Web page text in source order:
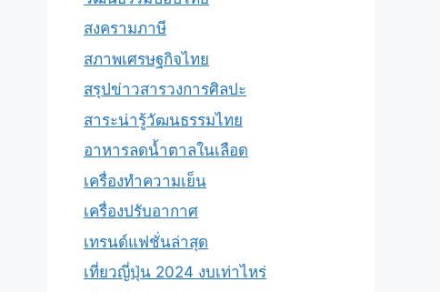
สงครามภาษี
สภาพเศรษฐกิจไทย
สรุปข่าวสารวงการศิลปะ
สาระน่ารู้วัฒนธรรมไทย
อาหารลดน้ำตาลในเลือด
เครื่องทำความเย็น
เครื่องปรับอากาศ
เทรนด์แฟชั่นล่าสุด
เที่ยวญี่ปุ่น 2024 งบเท่าไหร่